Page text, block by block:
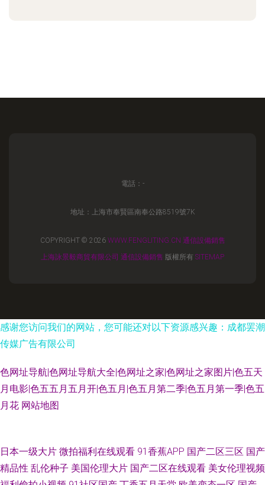
電話：-
地址：上海市奉賢區南奉公路8519號7K
COPYRIGHT © 2026 WWW.FENGLITING.CN 通信設備銷售
上海詠景毅商貿有限公司 通信設備銷售 版權所有 SITEMAP
感谢您访问我们的网站，您可能还对以下资源感兴趣：成都罢潮
传媒广告有限公司
色网址导航|色网址导航大全|色网址之家|色网址之家图片|色五天
月电影|色五五月五月开|色五月|色五月第二季|色五月第一季|色五
月花 网站地图
日本三级官方网 深夜超碰 在线观看91站 91免费国视频 91大神啪视频 午夜
日本一级大片 微拍福利在线观看 91香蕉APP 国产二区三区 国产
精品性 乱伦种子 美国伦理大片 国产二区在线观看 美女伦理视频